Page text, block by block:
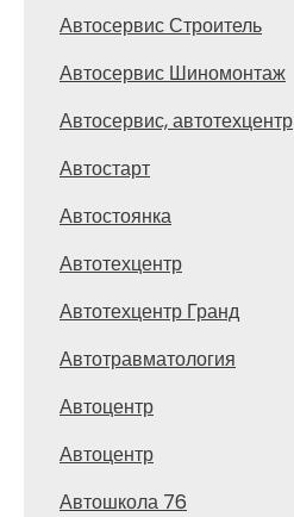
Автосервис Строитель
Автосервис Шиномонтаж
Автосервис, автотехцентр
Автостарт
Автостоянка
Автотехцентр
Автотехцентр Гранд
Автотравматология
Автоцентр
Автоцентр
Автошкола 76